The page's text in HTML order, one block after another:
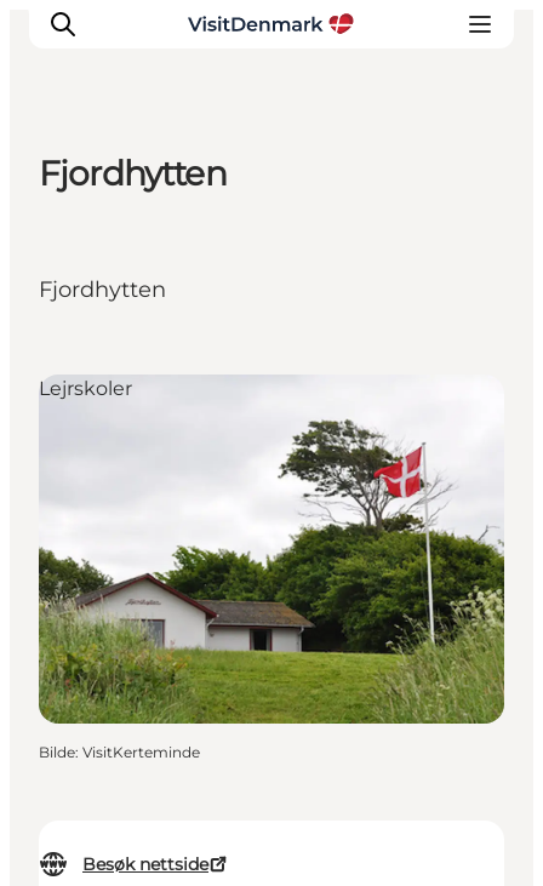
Aktiviteter
Overnatting
Fjordhytten
Fjordhytten
Besøk nettside
Lejrskoler
Bilde: VisitKerteminde